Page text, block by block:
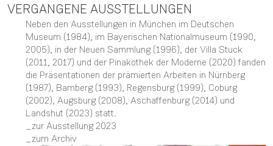
VERGANGENE AUSSTELLUNGEN
Neben den Ausstellungen in München im Deutschen
Museum (1984), im Bayerischen Nationalmuseum (1990,
2005), in der Neuen Sammlung (1996), der Villa Stuck
(2011, 2017) und der Pinakothek der Moderne (2020) fanden
die Präsentationen der prämierten Arbeiten in Nürnberg
(1987), Bamberg (1993), Regensburg (1999), Coburg
(2002), Augsburg (2008), Aschaffenburg (2014) und
Landshut (2023) statt.
zur Ausstellung 2023
zum Archiv